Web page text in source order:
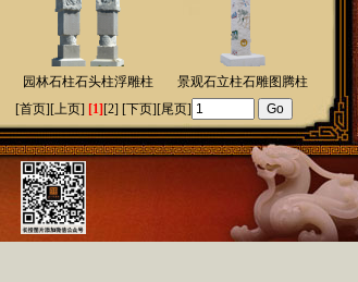
园林石柱石头柱浮雕柱
景观石立柱石雕图腾柱
[首页][上页] [1] [2] [下页][尾页]